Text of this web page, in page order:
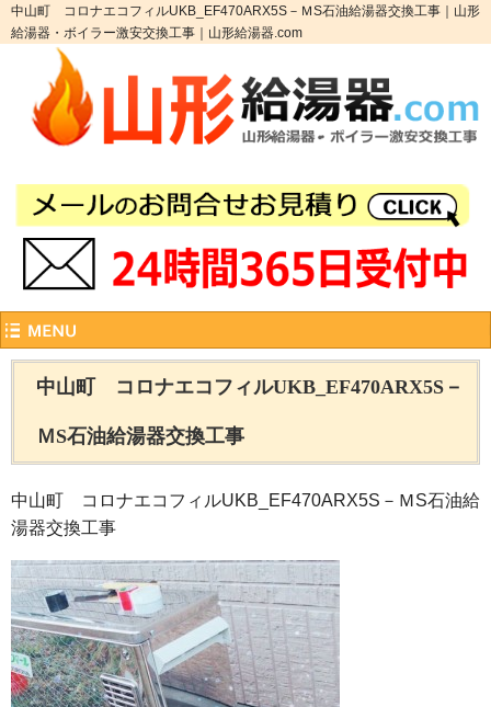
中山町 コロナエコフィルUKB_EF470ARX5S－ＭS石油給湯器交換工事｜山形
給湯器・ボイラー激安交換工事｜山形給湯器.com
中山町 コロナエコフィルUKB_EF470ARX5S－
ＭS石油給湯器交換工事
中山町 コロナエコフィルUKB_EF470ARX5S－ＭS石油給
湯器交換工事